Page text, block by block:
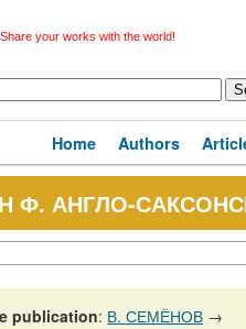
Share your works with the world!
Home Authors
Ф. АНГЛО-
publication: В. СЕМЁНОВ →